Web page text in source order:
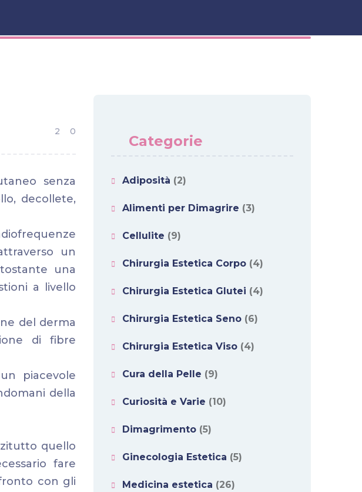
2 0
senza
decollete,
un
una
a livello
del derma
di fibre
piacevole
della
quello
fare
con gli
Categorie
Adiposità (2)
Alimenti per Dimagrire (3)
Cellulite (9)
Chirurgia Estetica Corpo (4)
Chirurgia Estetica Glutei (4)
Chirurgia Estetica Seno (6)
Chirurgia Estetica Viso (4)
Cura della Pelle (9)
Curiosità e Varie (10)
Dimagrimento (5)
Ginecologia Estetica (5)
Medicina estetica (26)